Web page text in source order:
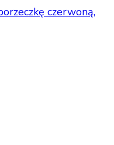
czerwoną,